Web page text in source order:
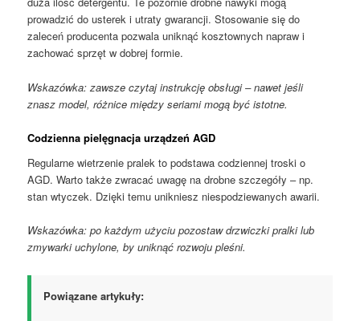
prowadzić do usterek i utraty gwarancji. Stosowanie się do
zaleceń producenta pozwala uniknąć kosztownych napraw i
zachować sprzęt w dobrej formie.
Wskazówka: zawsze czytaj instrukcję obsługi – nawet jeśli
znasz model, różnice między seriami mogą być istotne.
Codzienna pielęgnacja urządzeń AGD
Regularne wietrzenie pralek to podstawa codziennej troski o
AGD. Warto także zwracać uwagę na drobne szczegóły – np.
stan wtyczek. Dzięki temu unikniesz niespodziewanych awarii.
Wskazówka: po każdym użyciu pozostaw drzwiczki pralki lub
zmywarki uchylone, by uniknąć rozwoju pleśni.
Powiązane artykuły: